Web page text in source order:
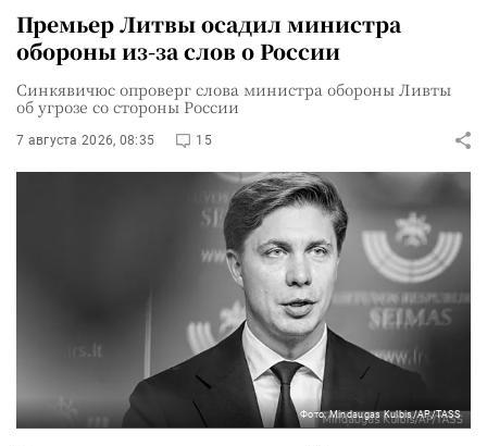
Премьер Литвы осадил министра
обороны из-за слов о России
Синкявичюс опроверг слова министра обороны Ливты
об угрозе со стороны России
7 августа 2026, 08:35 15
Фото: Mindaugas Kulbis/AP/TASS